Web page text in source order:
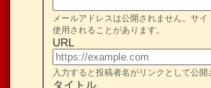
メールアドレスは公開されません。サ
使用されることがあります。
URL
入力すると投稿者名がリンクとして公開
タイトル